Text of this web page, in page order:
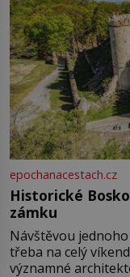
epochanacestach.cz
Historické
zámku
Návštěvou
třeba na celý
významné